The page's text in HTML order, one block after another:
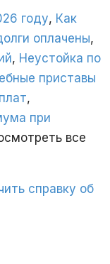
году, Как
оплачены,
, Неустойка по
приставы
,
при
все
справку об